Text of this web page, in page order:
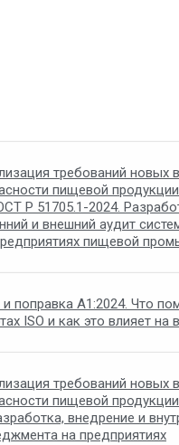
требований новых
пищевой продукции
Р 51705.1-2024.
и внешний аудит
пищевой
поправка A1:2024. Что
ISO и как это влияет на
требований новых
пищевой продукции
внедрение и
на предприятиях